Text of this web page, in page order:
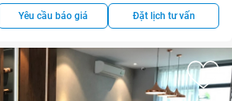
Yêu cầu báo giá Đặt lịch tư vấn